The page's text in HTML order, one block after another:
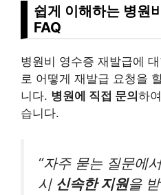
쉽게 이해하는 병원
FAQ
병원비 영수증 재발급에
로 어떻게 재발급 요청을
니다. 병원에 직접 문의하
습니다.
“자주 묻는 질문에
시 신속한 지원을